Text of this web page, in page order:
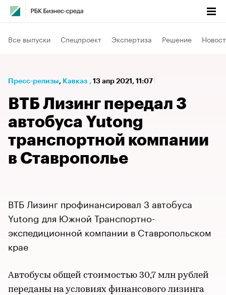
Все выпуски Спецпроект Экспертиза Решение
Пресс-релизы⁠, Кавказ , 13 апр 2021, 11:07
ВТБ Лизинг передал 3
автобуса Yutong
транспортной компании
в Ставрополье
ВТБ Лизинг профинансировал 3 автобуса
Yutong для Южной Транспортно-
экспедиционной компании в Ставропольском
крае
Автобусы общей стоимостью 30,7 млн рублей
переданы на условиях финансового лизинга